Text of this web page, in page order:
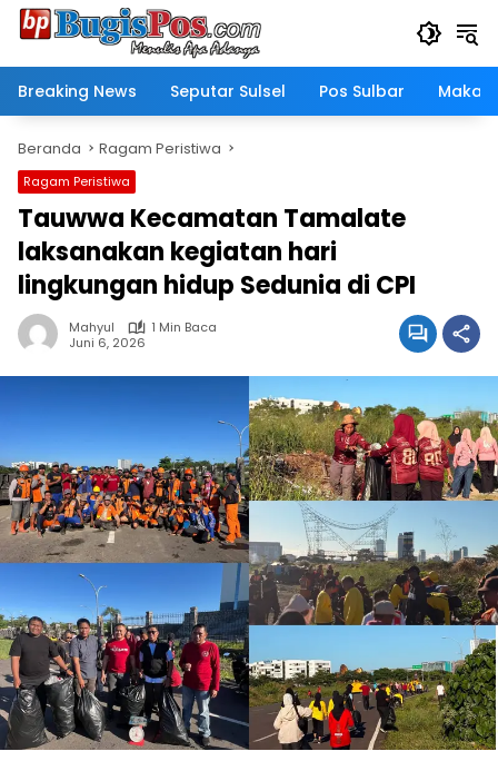
Langsung
Breaking News
Seputar Sulsel Pos Sulbar
Beranda Ragam Peristiwa
Ragam Peristiwa
Tauwwa Kecamatan Tamalate
laksanakan kegiatan hari
lingkungan hidup Sedunia di CPI
Mahyul
1 Min Baca
Juni 6, 2026